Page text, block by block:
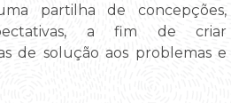
partilha de concepções,
a fim de criar
de solução aos problemas e